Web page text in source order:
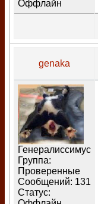
Оффлайн
genaka
Генералиссимус
Группа:
Проверенные
Сообщений: 131
Статус: